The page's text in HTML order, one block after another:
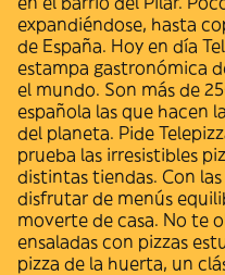
expandiéndose, hasta
de España. Hoy en día
estampa gastronómica
el mundo. Son más de
española las que hacen
del planeta. Pide
prueba las irresistibles
distintas tiendas. Con
disfrutar de menús
moverte de casa. No te
ensaladas con pizzas
pizza de la huerta, un